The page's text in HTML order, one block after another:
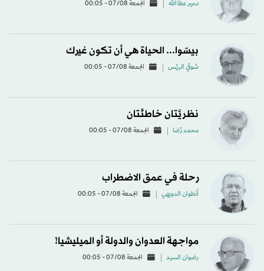
سمير عطا الله الجمعة 07/08 - 00:05
بيسّوا... الحياة هي أن تكون غيرك
شوقي الريّس الجمعة 07/08 - 00:05
نظريَّتان خاطئتان
محمد رُضا الجمعة 07/08 - 00:05
رحلة في عمق الاضطراب
أنطوان الدويهي الجمعة 07/08 - 00:05
مواجهة العدوان والدولة أو الميليشيا!
رضوان السيد الجمعة 07/08 - 00:05